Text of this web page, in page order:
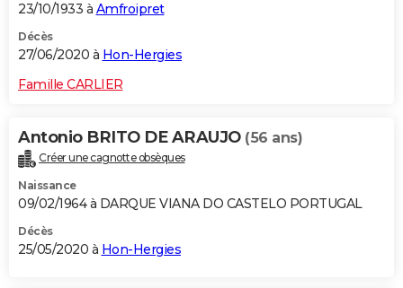
23/10/1933 à Amfroipret
Décès
27/06/2020 à Hon-Hergies
Famille CARLIER
Antonio BRITO DE ARAUJO (56 ans)
Créer une cagnotte obsèques
Naissance
09/02/1964 à DARQUE VIANA DO CASTELO PORTUGAL
Décès
25/05/2020 à Hon-Hergies